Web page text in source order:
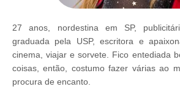
27 anos, nordestina em SP,
graduada pela USP, escritora e
cinema, viajar e sorvete. Fico entediada
coisas, então, costumo fazer várias ao
procura de encanto.